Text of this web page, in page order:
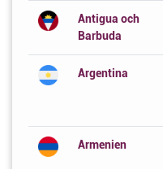
Antigua och
Barbuda
Argentina
Armenien